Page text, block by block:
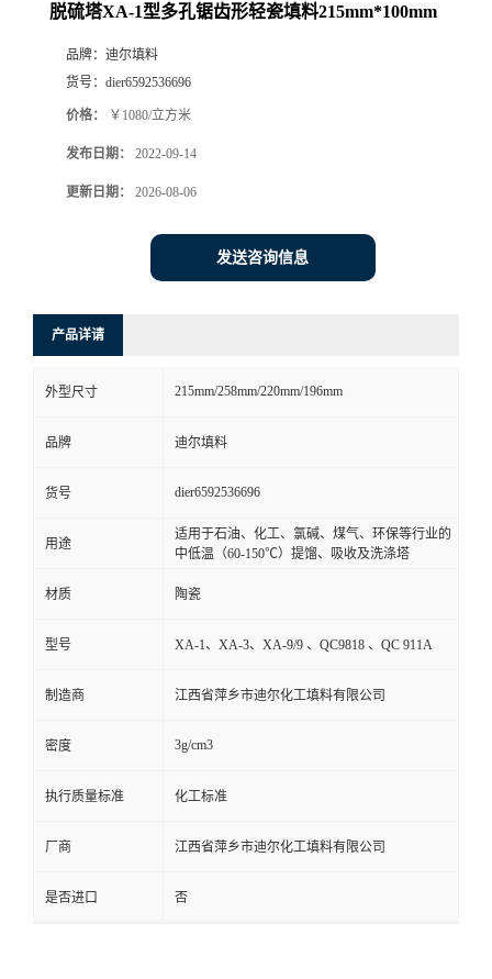
脱硫塔XA-1型多孔锯齿形轻瓷填料215mm*100mm
品牌： 迪尔填料
货号： dier6592536696
价格： ￥1080/立方米
发布日期： 2022-09-14
更新日期： 2026-08-06
发送咨询信息
产品详请
外型尺寸 215mm/258mm/220mm/196mm
品牌 迪尔填料
货号 dier6592536696
用途
适用于石油、化工、氯碱、煤气、环保等行业的
中低温（60-150℃）提馏、吸收及洗涤塔
材质 陶瓷
型号 XA-1、XA-3、XA-9/9 、QC9818 、QC 911A
制造商 江西省萍乡市迪尔化工填料有限公司
密度 3g/cm3
执行质量标准 化工标准
厂商 江西省萍乡市迪尔化工填料有限公司
是否进口 否